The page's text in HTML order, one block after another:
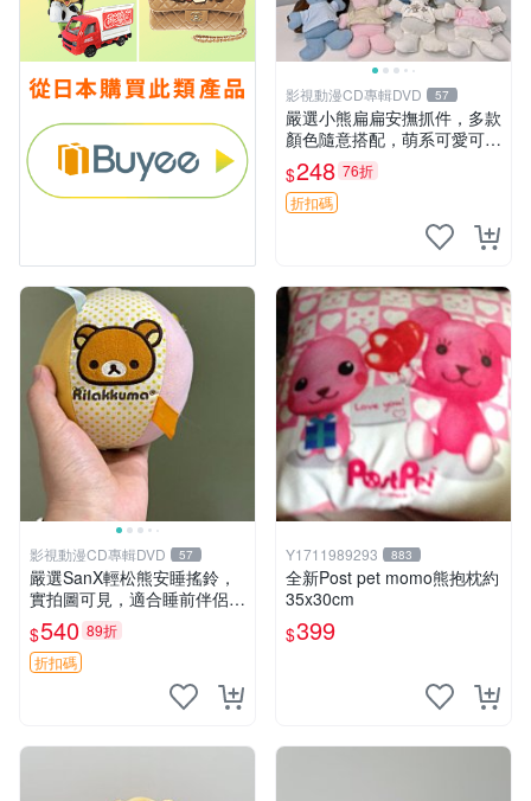
影視動漫CD專輯DVD 57
嚴選小熊扁扁安撫抓件，多款
顏色隨意搭配，萌系可愛可改
掛件 小熊安撫抓件 憶記 抓繩
孩童掛件
$248 76折
折扣碼
影視動漫CD專輯DVD 57
嚴選SanX輕松熊安睡搖鈴，
實拍圖可見，適合睡前伴侶，
Picks安撫好物 0325 懸吊 電
腦
$540 89折
折扣碼
Y1711989293 883
全新Post pet momo熊抱枕約
35x30cm
$399